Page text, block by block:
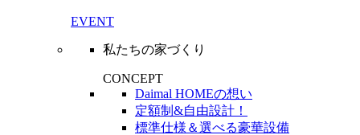
EVENT
私たちの家づくり
CONCEPT
Daimal HOMEの想い
定額制&自由設計！
標準仕様＆選べる豪華設備